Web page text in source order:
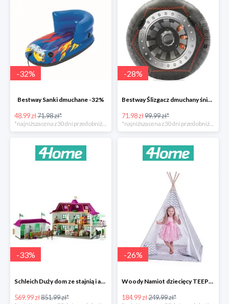
-32%
Bestway Sanki dmuchane -32%
48.99 zł71.98 zł*
*najniższa cena z 30 dni przed obniżką
-28%
Bestway Ślizgacz dmuchany śniegowy H2OGO -28%
71.98 zł99.99 zł*
*najniższa cena z 30 dni przed obniżką
-33%
Schleich Duży dom ze stajnią i akcesoriami -33%
569.99 zł851.99 zł*
-26%
Woody Namiot dziecięcy TEEPEE -26%
184.99 zł249.99 zł*